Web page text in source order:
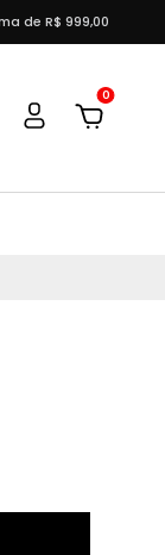
de R$ 999,00
0